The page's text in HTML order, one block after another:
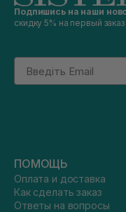
Подпишись на наши
скидку 5% на первый заказ
Email
ПОМОЩЬ
Оплата и доставка
Как сделать заказ
Ответы на вопросы